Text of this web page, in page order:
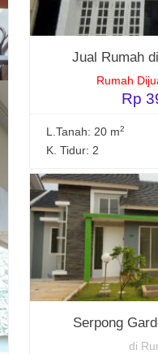
Jual Rumah
Rumah
Rp
L.Tanah: 20 m2
K. Tidur: 2
Serpong
di